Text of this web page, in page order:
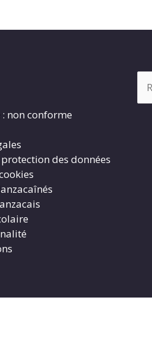
non conforme
des données